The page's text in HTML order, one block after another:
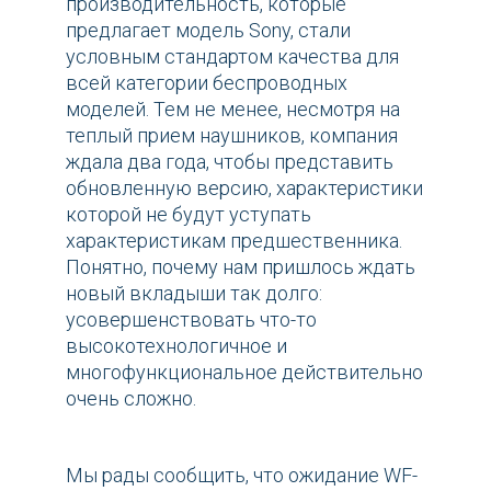
предлагает модель Sony, стали
условным стандартом качества для
всей категории беспроводных
моделей. Тем не менее, несмотря на
теплый прием наушников, компания
ждала два года, чтобы представить
обновленную версию, характеристики
которой не будут уступать
характеристикам предшественника.
Понятно, почему нам пришлось ждать
новый вкладыши так долго:
усовершенствовать что-то
высокотехнологичное и
многофункциональное действительно
очень сложно.
Мы рады сообщить, что ожидание WF-